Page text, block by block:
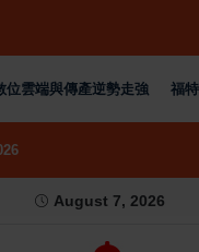
端與傳產逆勢走強 福特
August 7, 2026